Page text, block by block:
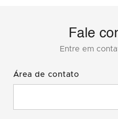
Fale
Entre em
Área de contato